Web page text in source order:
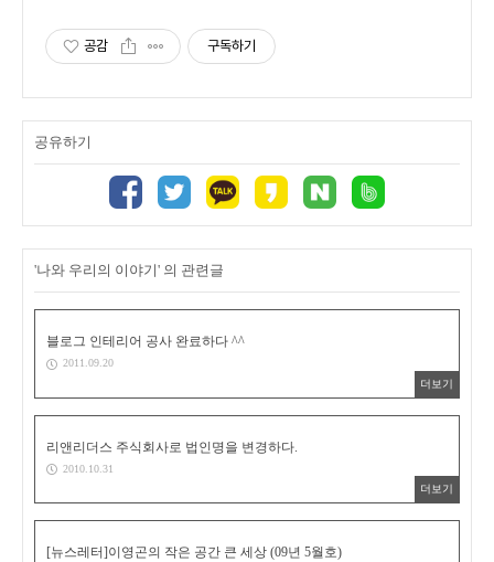
공감 구독하기
공유하기
'나와 우리의 이야기' 의 관련글
블로그 인테리어 공사 완료하다 ^^
2011.09.20
더보기
리앤리더스 주식회사로 법인명을 변경하다.
2010.10.31
더보기
[뉴스레터]이영곤의 작은 공간 큰 세상 (09년 5월호)